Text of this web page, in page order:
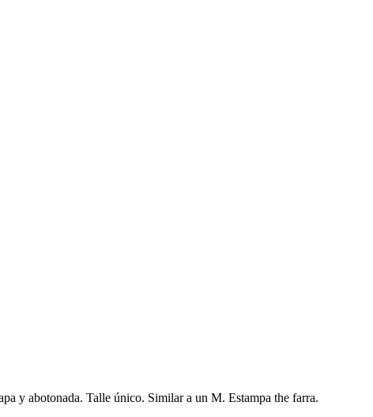
y abotonada. Talle único. Similar a un M. Estampa the farra.